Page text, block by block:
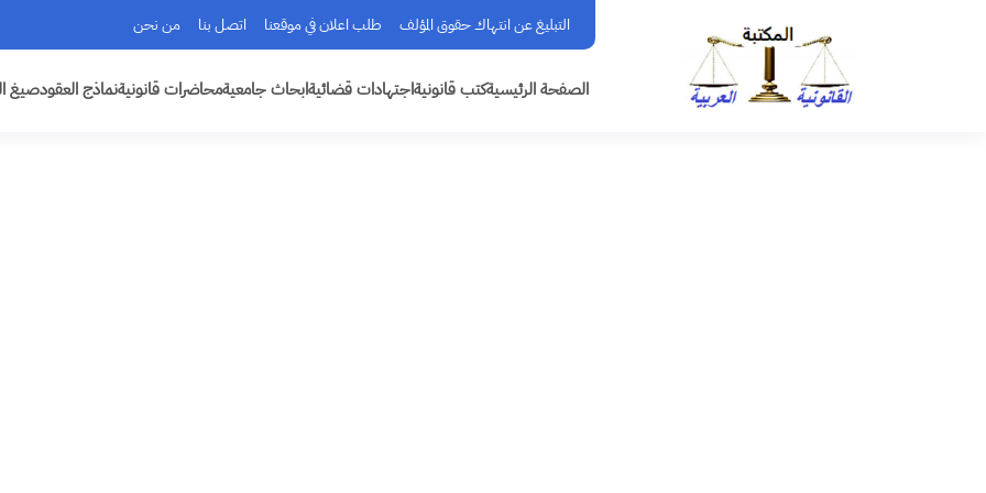
التبليغ عن انتهاك حقوق المؤلف طلب اعلان في موقعنا اتصل بنا من نحن
الصفحة الرئيسيةكتب قانونيةاجتهادات قضائيةابحاث جامعيةمحاضرات قانونيةنماذج العقودصيغ